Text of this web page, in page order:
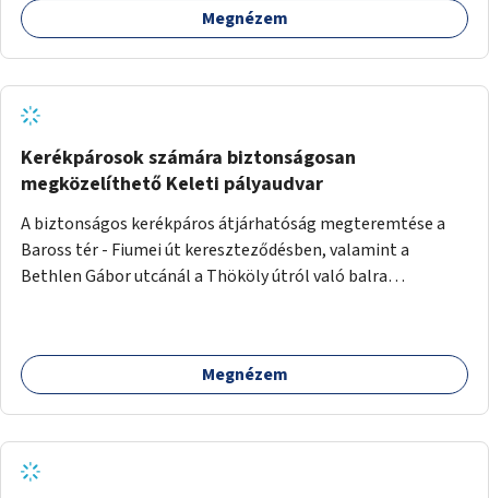
Megnézem
Kerékpárosok számára biztonságosan
megközelíthető Keleti pályaudvar
A biztonságos kerékpáros átjárhatóság megteremtése a
Baross tér - Fiumei út kereszteződésben, valamint a
Bethlen Gábor utcánál a Thököly útról való balra
Megnézem